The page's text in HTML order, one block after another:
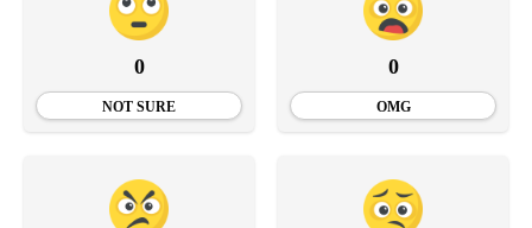
0
NOT SURE
0
OMG